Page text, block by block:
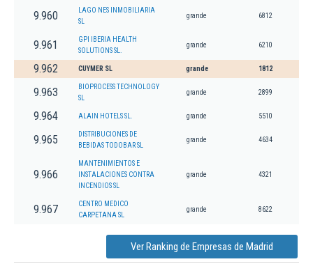
9.960
LAGO NES INMOBILIARIA
SL
grande 6812
9.961
GPI IBERIA HEALTH
SOLUTIONS SL.
grande 6210
9.962 CUYMER SL grande 1812
9.963
BIOPROCESS TECHNOLOGY
SL
grande 2899
9.964 ALAIN HOTELS SL. grande 5510
9.965
DISTRIBUCIONES DE
BEBIDAS TODOBAR SL
grande 4634
9.966
MANTENIMIENTOS E
INSTALACIONES CONTRA
INCENDIOS SL
grande 4321
9.967
CENTRO MEDICO
CARPETANA SL
grande 8622
Ver Ranking de Empresas de Madrid